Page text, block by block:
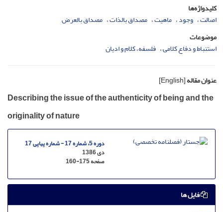
کلیدواژه‌ها
اصالت وجود ماهیت مصداق بالذات مصداق بالعرض
موضوعات
استنباط و دفاع کلامی فلسفه، کلام و ادیان
عنوان مقاله[English]
Describing the issue of the authenticity of being and the
originality of nature
دوره 5، شماره 17 - شماره پیاپی 17
دی 1386
صفحه160-175
فایل ها